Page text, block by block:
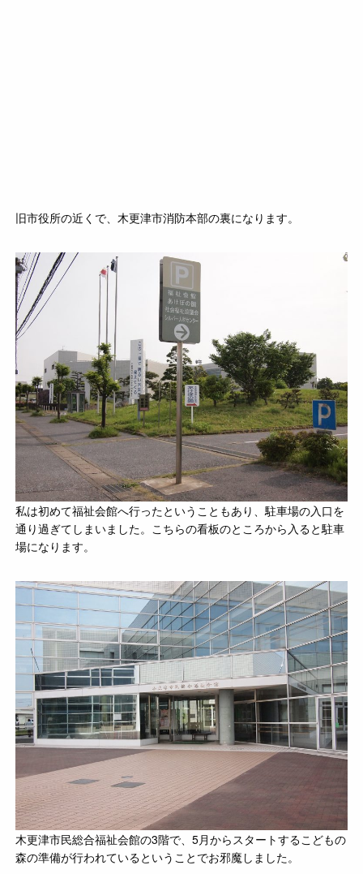
旧市役所の近くで、木更津市消防本部の裏になります。
私は初めて福祉会館へ行ったということもあり、駐車場の入口を
通り過ぎてしまいました。こちらの看板のところから入ると駐車
場になります。
木更津市民総合福祉会館の3階で、5月からスタートするこどもの
森の準備が行われているということでお邪魔しました。